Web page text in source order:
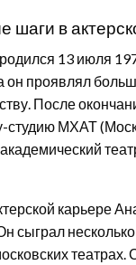
шаги в
13 июля
он проявлял
После
студию МХАТ
карьере
сыграл
театрах.